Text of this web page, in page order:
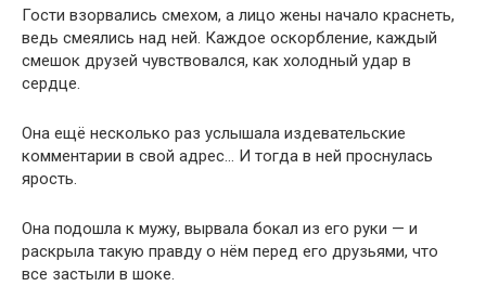
Гости взорвались смехом, а лицо жены начало краснеть,
ведь смеялись над ней. Каждое оскорбление, каждый
смешок друзей чувствовался, как холодный удар в
сердце.
Она ещё несколько раз услышала издевательские
комментарии в свой адрес… И тогда в ней проснулась
ярость.
Она подошла к мужу, вырвала бокал из его руки — и
раскрыла такую правду о нём перед его друзьями, что
все застыли в шоке.